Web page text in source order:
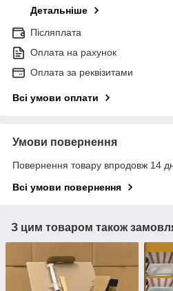
Детальніше
Післяплата
Оплата на рахунок
Оплата за реквізитами
Всі умови оплати
Умови повернення
Повернення товару впродовж 14
Всі умови повернення
З цим товаром також